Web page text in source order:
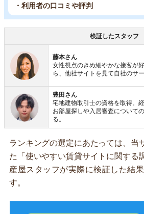
・利用者の口コミや評判
検証したスタッフ
藤本さん
女性視点のきめ細やかな接客が
ら、他社サイトを見て自社のサ
豊田さん
宅地建物取引士の資格を取得。
お部屋探しや入居審査について
る。
ランキングの選定にあたっては、当
た「使いやすい賃貸サイトに関する
産屋スタッフが実際に検証した結
す。